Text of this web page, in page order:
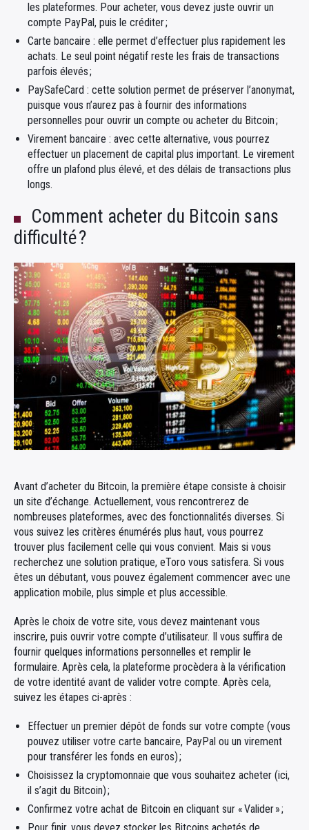
les plateformes. Pour acheter, vous devez juste ouvrir un
compte PayPal, puis le créditer ;
Carte bancaire : elle permet d’effectuer plus rapidement les
achats. Le seul point négatif reste les frais de transactions
parfois élevés ;
PaySafeCard : cette solution permet de préserver l’anonymat,
puisque vous n’aurez pas à fournir des informations
personnelles pour ouvrir un compte ou acheter du Bitcoin ;
Virement bancaire : avec cette alternative, vous pourrez
effectuer un placement de capital plus important. Le virement
offre un plafond plus élevé, et des délais de transactions plus
longs.
Comment acheter du Bitcoin sans
difficulté ?
Avant d’acheter du Bitcoin, la première étape consiste à choisir
un site d’échange. Actuellement, vous rencontrerez de
nombreuses plateformes, avec des fonctionnalités diverses. Si
vous suivez les critères énumérés plus haut, vous pourrez
trouver plus facilement celle qui vous convient. Mais si vous
recherchez une solution pratique, eToro vous satisfera. Si vous
êtes un débutant, vous pouvez également commencer avec une
application mobile, plus simple et plus accessible.
Après le choix de votre site, vous devez maintenant vous
inscrire, puis ouvrir votre compte d’utilisateur. Il vous suffira de
fournir quelques informations personnelles et remplir le
formulaire. Après cela, la plateforme procèdera à la vérification
de votre identité avant de valider votre compte. Après cela,
suivez les étapes ci-après :
Effectuer un premier dépôt de fonds sur votre compte (vous
pouvez utiliser votre carte bancaire, PayPal ou un virement
pour transférer les fonds en euros) ;
Choisissez la cryptomonnaie que vous souhaitez acheter (ici,
il s’agit du Bitcoin) ;
Confirmez votre achat de Bitcoin en cliquant sur « Valider » ;